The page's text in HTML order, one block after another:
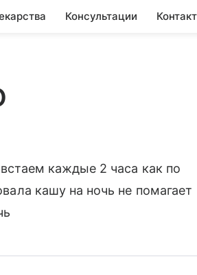
Консультации
каждые 2 часа как по
кашу на ночь не помагает